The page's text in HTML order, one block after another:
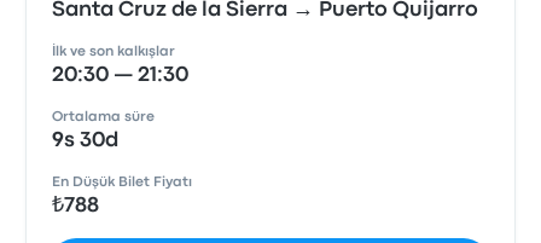
Santa Cruz de la Sierra → Puerto Quijarro
İlk ve son kalkışlar
20:30 — 21:30
Ortalama süre
9s 30d
En Düşük Bilet Fiyatı
₺788